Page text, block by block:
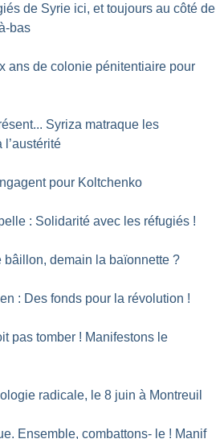
de Syrie ici, et toujours au côté de
bas
ans de colonie pénitentiaire pour
Syriza matraque les
l’austérité
pour Koltchenko
: Solidarité avec les réfugiés !
bâillon, demain la baïonnette ?
: Des fonds pour la révolution !
pas tomber ! Manifestons le
radicale, le 8 juin à Montreuil
Ensemble, combattons- le ! Manif